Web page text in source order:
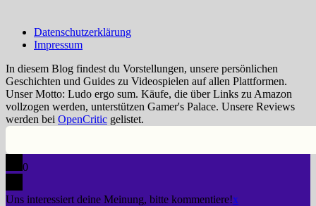
Datenschutzerklärung
Impressum
In diesem Blog findest du Vorstellungen, unsere persönlichen
Geschichten und Guides zu Videospielen auf allen Plattformen.
Unser Motto: Ludo ergo sum. Käufe, die über Links zu Amazon
vollzogen werden, unterstützen Gamer's Palace. Unsere Reviews
werden bei OpenCritic gelistet.
0
Uns interessiert deine Meinung, bitte kommentiere!x